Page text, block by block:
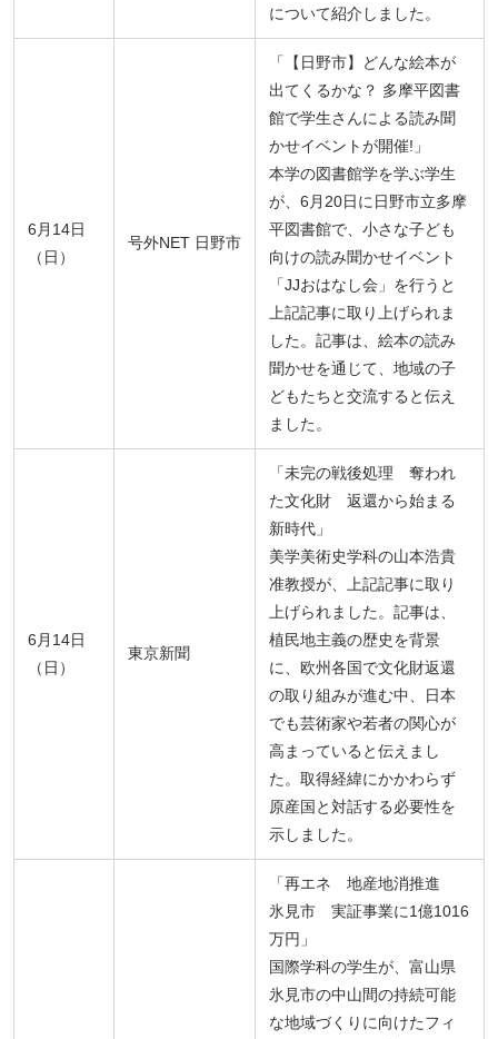
について紹介しました。
6月14日
（日）
号外NET 日野市
「【日野市】どんな絵本が
出てくるかな？ 多摩平図書
館で学生さんによる読み聞
かせイベントが開催!」
本学の図書館学を学ぶ学生
が、6月20日に日野市立多摩
平図書館で、小さな子ども
向けの読み聞かせイベント
「JJおはなし会」を行うと
上記記事に取り上げられま
した。記事は、絵本の読み
聞かせを通じて、地域の子
どもたちと交流すると伝え
ました。
6月14日
（日）
東京新聞
「未完の戦後処理 奪われ
た文化財 返還から始まる
新時代」
美学美術史学科の山本浩貴
准教授が、上記記事に取り
上げられました。記事は、
植民地主義の歴史を背景
に、欧州各国で文化財返還
の取り組みが進む中、日本
でも芸術家や若者の関心が
高まっていると伝えまし
た。取得経緯にかかわらず
原産国と対話する必要性を
示しました。
「再エネ 地産地消推進
氷見市 実証事業に1億1016
万円」
国際学科の学生が、富山県
氷見市の中山間の持続可能
な地域づくりに向けたフィ